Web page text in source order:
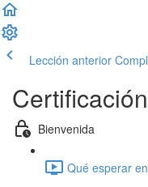
Lección anterior
Bienvenida
Qué esperar